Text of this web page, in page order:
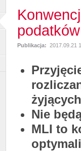
Publikacja: 2017.09.21
Nie
MLI to